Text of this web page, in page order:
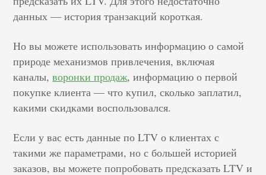
данных — история транзакций короткая.
Но вы можете использовать информацию о самой
природе механизмов привлечения, включая
каналы,воронки продаж, информацию о первой
покупке клиента — что купил, сколько заплатил,
какими скидками воспользовался.
Если у вас есть данные по LTV о клиентах с
такими же параметрами, но с большей историей
заказов, вы можете попробовать предсказать LTV и